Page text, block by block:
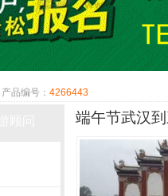
产品编号： 4266443
端午节武汉